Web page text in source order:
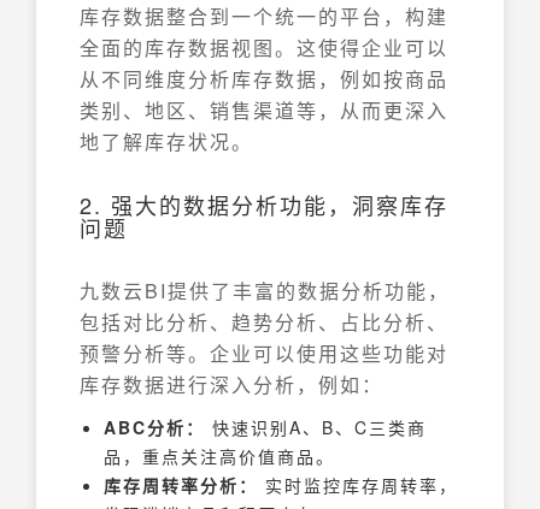
库存数据整合到一个统一的平台，构建
全面的库存数据视图。这使得企业可以
从不同维度分析库存数据，例如按商品
类别、地区、销售渠道等，从而更深入
地了解库存状况。
2. 强大的数据分析功能，洞察库存
问题
九数云BI提供了丰富的数据分析功能，
包括对比分析、趋势分析、占比分析、
预警分析等。企业可以使用这些功能对
库存数据进行深入分析，例如：
ABC分析：
快速识别A、B、C三类商
品，重点关注高价值商品。
库存周转率分析：
实时监控库存周转率，